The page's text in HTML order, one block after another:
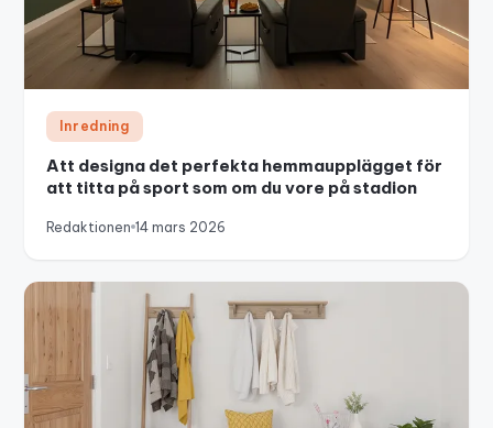
Inredning
Att designa det perfekta hemmaupplägget för
att titta på sport som om du vore på stadion
Redaktionen 14 mars 2026